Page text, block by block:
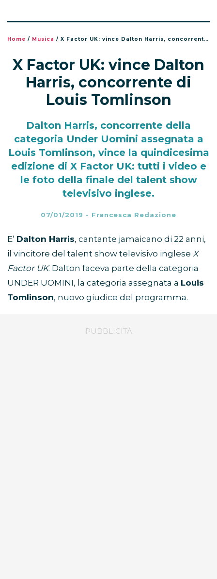
Home / Musica / X Factor UK: vince Dalton Harris, concorrente di Louis Tomlinson
X Factor UK: vince Dalton
Harris, concorrente di
Louis Tomlinson
Dalton Harris, concorrente della
categoria Under Uomini assegnata a
Louis Tomlinson, vince la quindicesima
edizione di X Factor UK: tutti i video e
le foto della finale del talent show
televisivo inglese.
07/01/2019 - Francesca Redazione
E’ Dalton Harris, cantante jamaicano di 22 anni,
il vincitore del talent show televisivo inglese X
Factor UK. Dalton faceva parte della categoria
UNDER UOMINI, la categoria assegnata a Louis
Tomlinson, nuovo giudice del programma.